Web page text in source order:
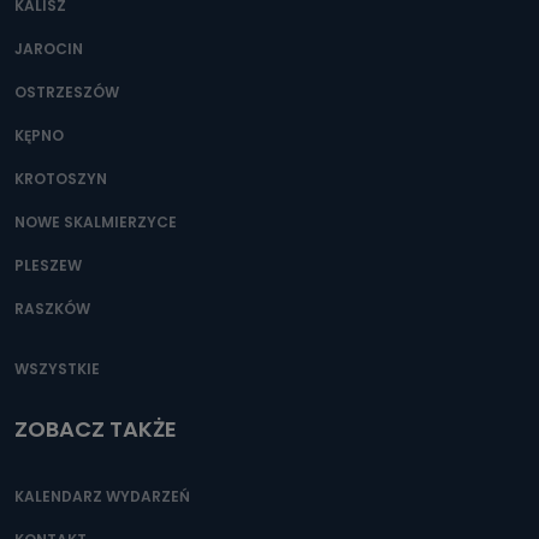
Można to zrobić pod numerem telefonu 62 735-51-05 lub
KALISZ
JAROCIN
OSTRZESZÓW
KĘPNO
KROTOSZYN
NOWE SKALMIERZYCE
PLESZEW
RASZKÓW
WSZYSTKIE
ZOBACZ TAKŻE
KALENDARZ WYDARZEŃ